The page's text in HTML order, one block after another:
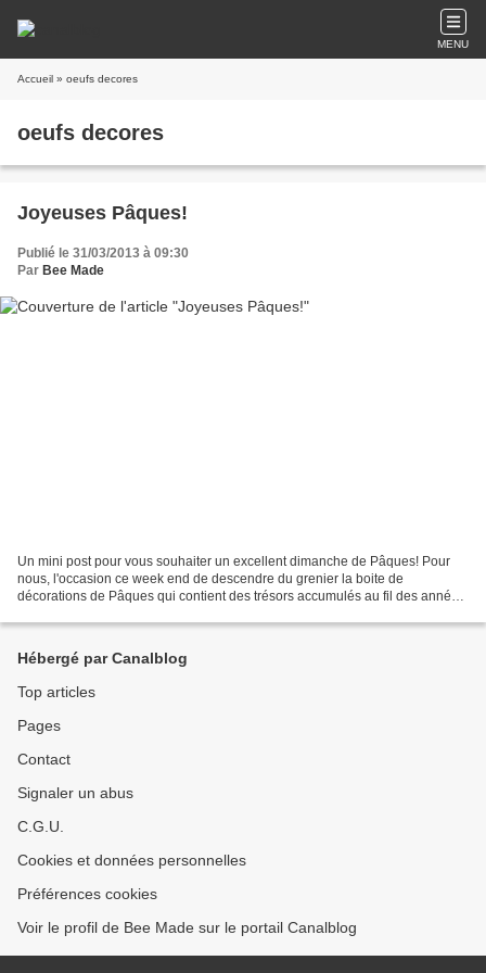
MENU
Accueil » oeufs decores
oeufs decores
Joyeuses Pâques!
Publié le 31/03/2013 à 09:30
Par Bee Made
Un mini post pour vous souhaiter un excellent dimanche de Pâques! Pour
nous, l'occasion ce week end de descendre du grenier la boite de
décorations de Pâques qui contient des trésors accumulés au fil des années,
Hébergé par Canalblog
Top articles
Pages
Contact
Signaler un abus
C.G.U.
Cookies et données personnelles
Préférences cookies
Voir le profil de Bee Made sur le portail Canalblog